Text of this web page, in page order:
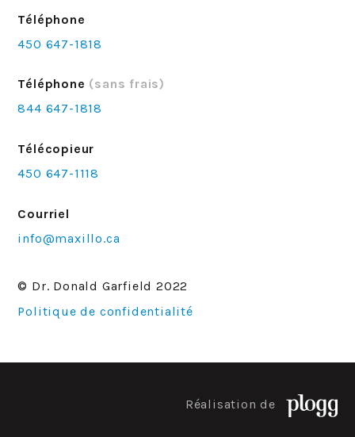
Téléphone
450 647-1818
Téléphone (sans frais)
844 647-1818
Télécopieur
450 647-1118
Courriel
info@maxillo.ca
© Dr. Donald Garfield 2022
Politique de confidentialité
Réalisation de